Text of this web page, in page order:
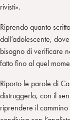
rivisti».
Riprendo quanto
dall’adolescente,
bisogno di verificare
fatto fino al quel
Riporto le parole di
distruggerlo, con il
riprendere il